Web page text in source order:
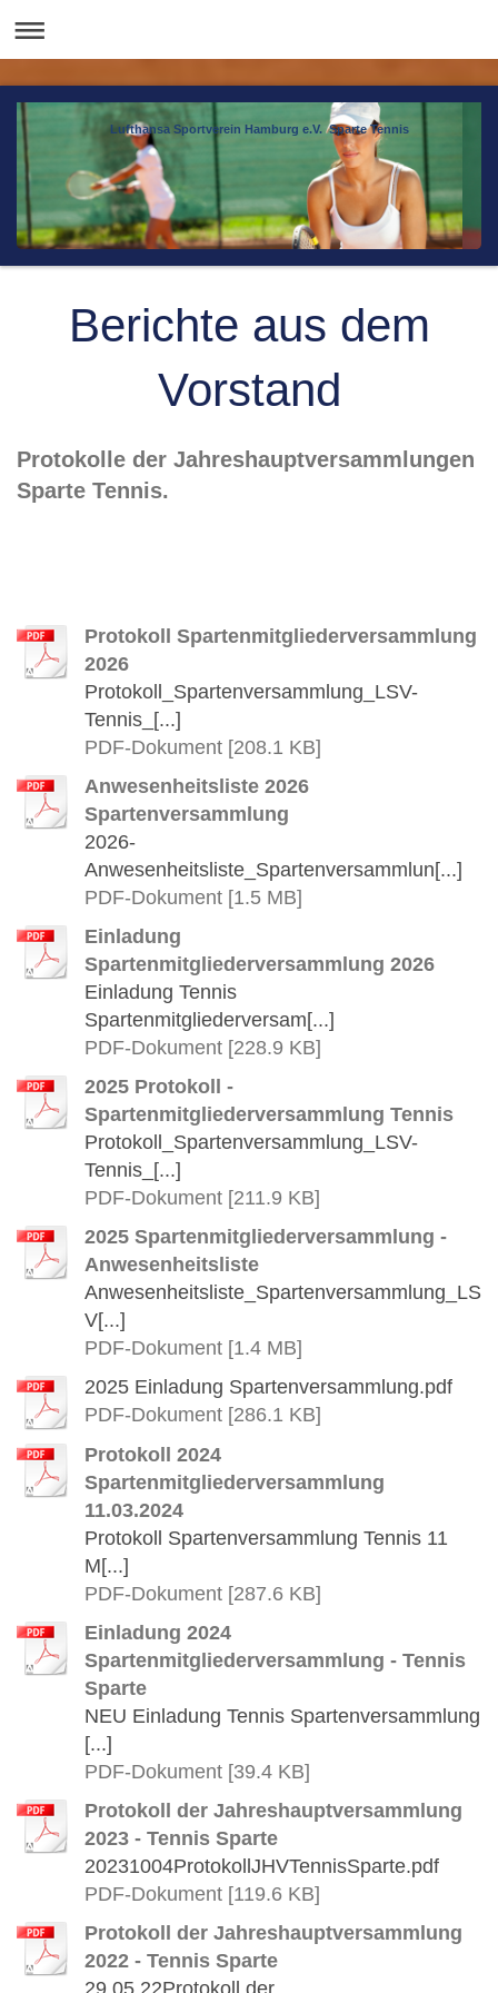
Lufthansa Sportverein Hamburg e.V. Sparte Tennis
Berichte aus dem
Vorstand
Protokolle der Jahreshauptversammlungen
Sparte Tennis.
Protokoll Spartenmitgliederversammlung
2026
Protokoll_Spartenversammlung_LSV-
Tennis_[...]
PDF-Dokument [208.1 KB]
Anwesenheitsliste 2026
Spartenversammlung
2026-
Anwesenheitsliste_Spartenversammlun[...]
PDF-Dokument [1.5 MB]
Einladung
Spartenmitgliederversammlung 2026
Einladung Tennis
Spartenmitgliederversam[...]
PDF-Dokument [228.9 KB]
2025 Protokoll -
Spartenmitgliederversammlung Tennis
Protokoll_Spartenversammlung_LSV-
Tennis_[...]
PDF-Dokument [211.9 KB]
2025 Spartenmitgliederversammlung -
Anwesenheitsliste
Anwesenheitsliste_Spartenversammlung_LS
V[...]
PDF-Dokument [1.4 MB]
2025 Einladung Spartenversammlung.pdf
PDF-Dokument [286.1 KB]
Protokoll 2024
Spartenmitgliederversammlung
11.03.2024
Protokoll Spartenversammlung Tennis 11
M[...]
PDF-Dokument [287.6 KB]
Einladung 2024
Spartenmitgliederversammlung - Tennis
Sparte
NEU Einladung Tennis Spartenversammlung
[...]
PDF-Dokument [39.4 KB]
Protokoll der Jahreshauptversammlung
2023 - Tennis Sparte
20231004ProtokollJHVTennisSparte.pdf
PDF-Dokument [119.6 KB]
Protokoll der Jahreshauptversammlung
2022 - Tennis Sparte
29.05.22Protokoll der